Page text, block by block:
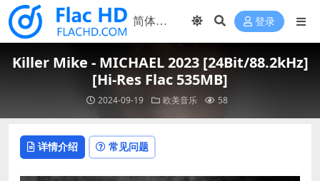
登录
Killer Mike - MICHAEL 2023 [24Bit/88.2kHz]
[Hi-Res Flac 535MB]
2024-09-19 欧美音乐 58
详情介绍 常见问题